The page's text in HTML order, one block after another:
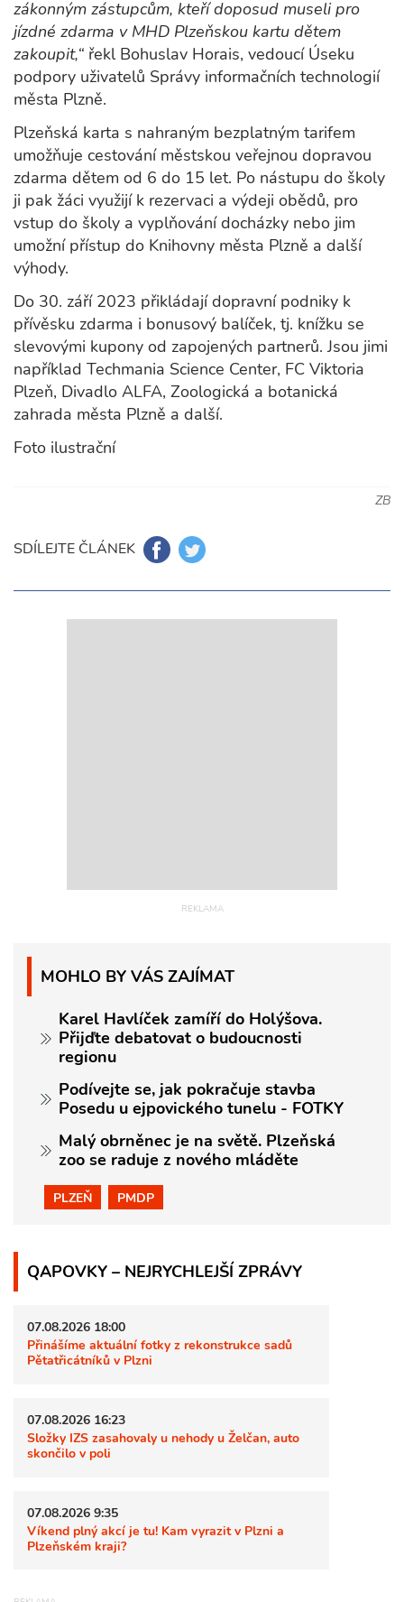
zákonným zástupcům, kteří doposud museli pro
jízdné zdarma v MHD Plzeňskou kartu dětem
zakoupit,“ řekl Bohuslav Horais, vedoucí Úseku
podpory uživatelů Správy informačních technologií
města Plzně.
Plzeňská karta s nahraným bezplatným tarifem
umožňuje cestování městskou veřejnou dopravou
zdarma dětem od 6 do 15 let. Po nástupu do školy
ji pak žáci využijí k rezervaci a výdeji obědů, pro
vstup do školy a vyplňování docházky nebo jim
umožní přístup do Knihovny města Plzně a další
výhody.
Do 30. září 2023 přikládají dopravní podniky k
přívěsku zdarma i bonusový balíček, tj. knížku se
slevovými kupony od zapojených partnerů. Jsou jimi
například Techmania Science Center, FC Viktoria
Plzeň, Divadlo ALFA, Zoologická a botanická
zahrada města Plzně a další.
Foto ilustrační
ZB
SDÍLEJTE ČLÁNEK
MOHLO BY VÁS ZAJÍMAT
Karel Havlíček zamíří do Holýšova.
Přijďte debatovat o budoucnosti
regionu
Podívejte se, jak pokračuje stavba
Posedu u ejpovického tunelu - FOTKY
Malý obrněnec je na světě. Plzeňská
zoo se raduje z nového mláděte
PLZEŇ PMDP
QAPOVKY – NEJRYCHLEJŠÍ ZPRÁVY
07.08.2026 18:00
Přinášíme aktuální fotky z rekonstrukce sadů
Pětatřicátníků v Plzni
07.08.2026 16:23
Složky IZS zasahovaly u nehody u Želčan, auto
skončilo v poli
07.08.2026 9:35
Víkend plný akcí je tu! Kam vyrazit v Plzni a
Plzeňském kraji?